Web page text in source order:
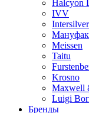
Halcyon
IVV
Intersilver
Meissen
Taitu
Krosno
Maxwell
Luigi
Бренды